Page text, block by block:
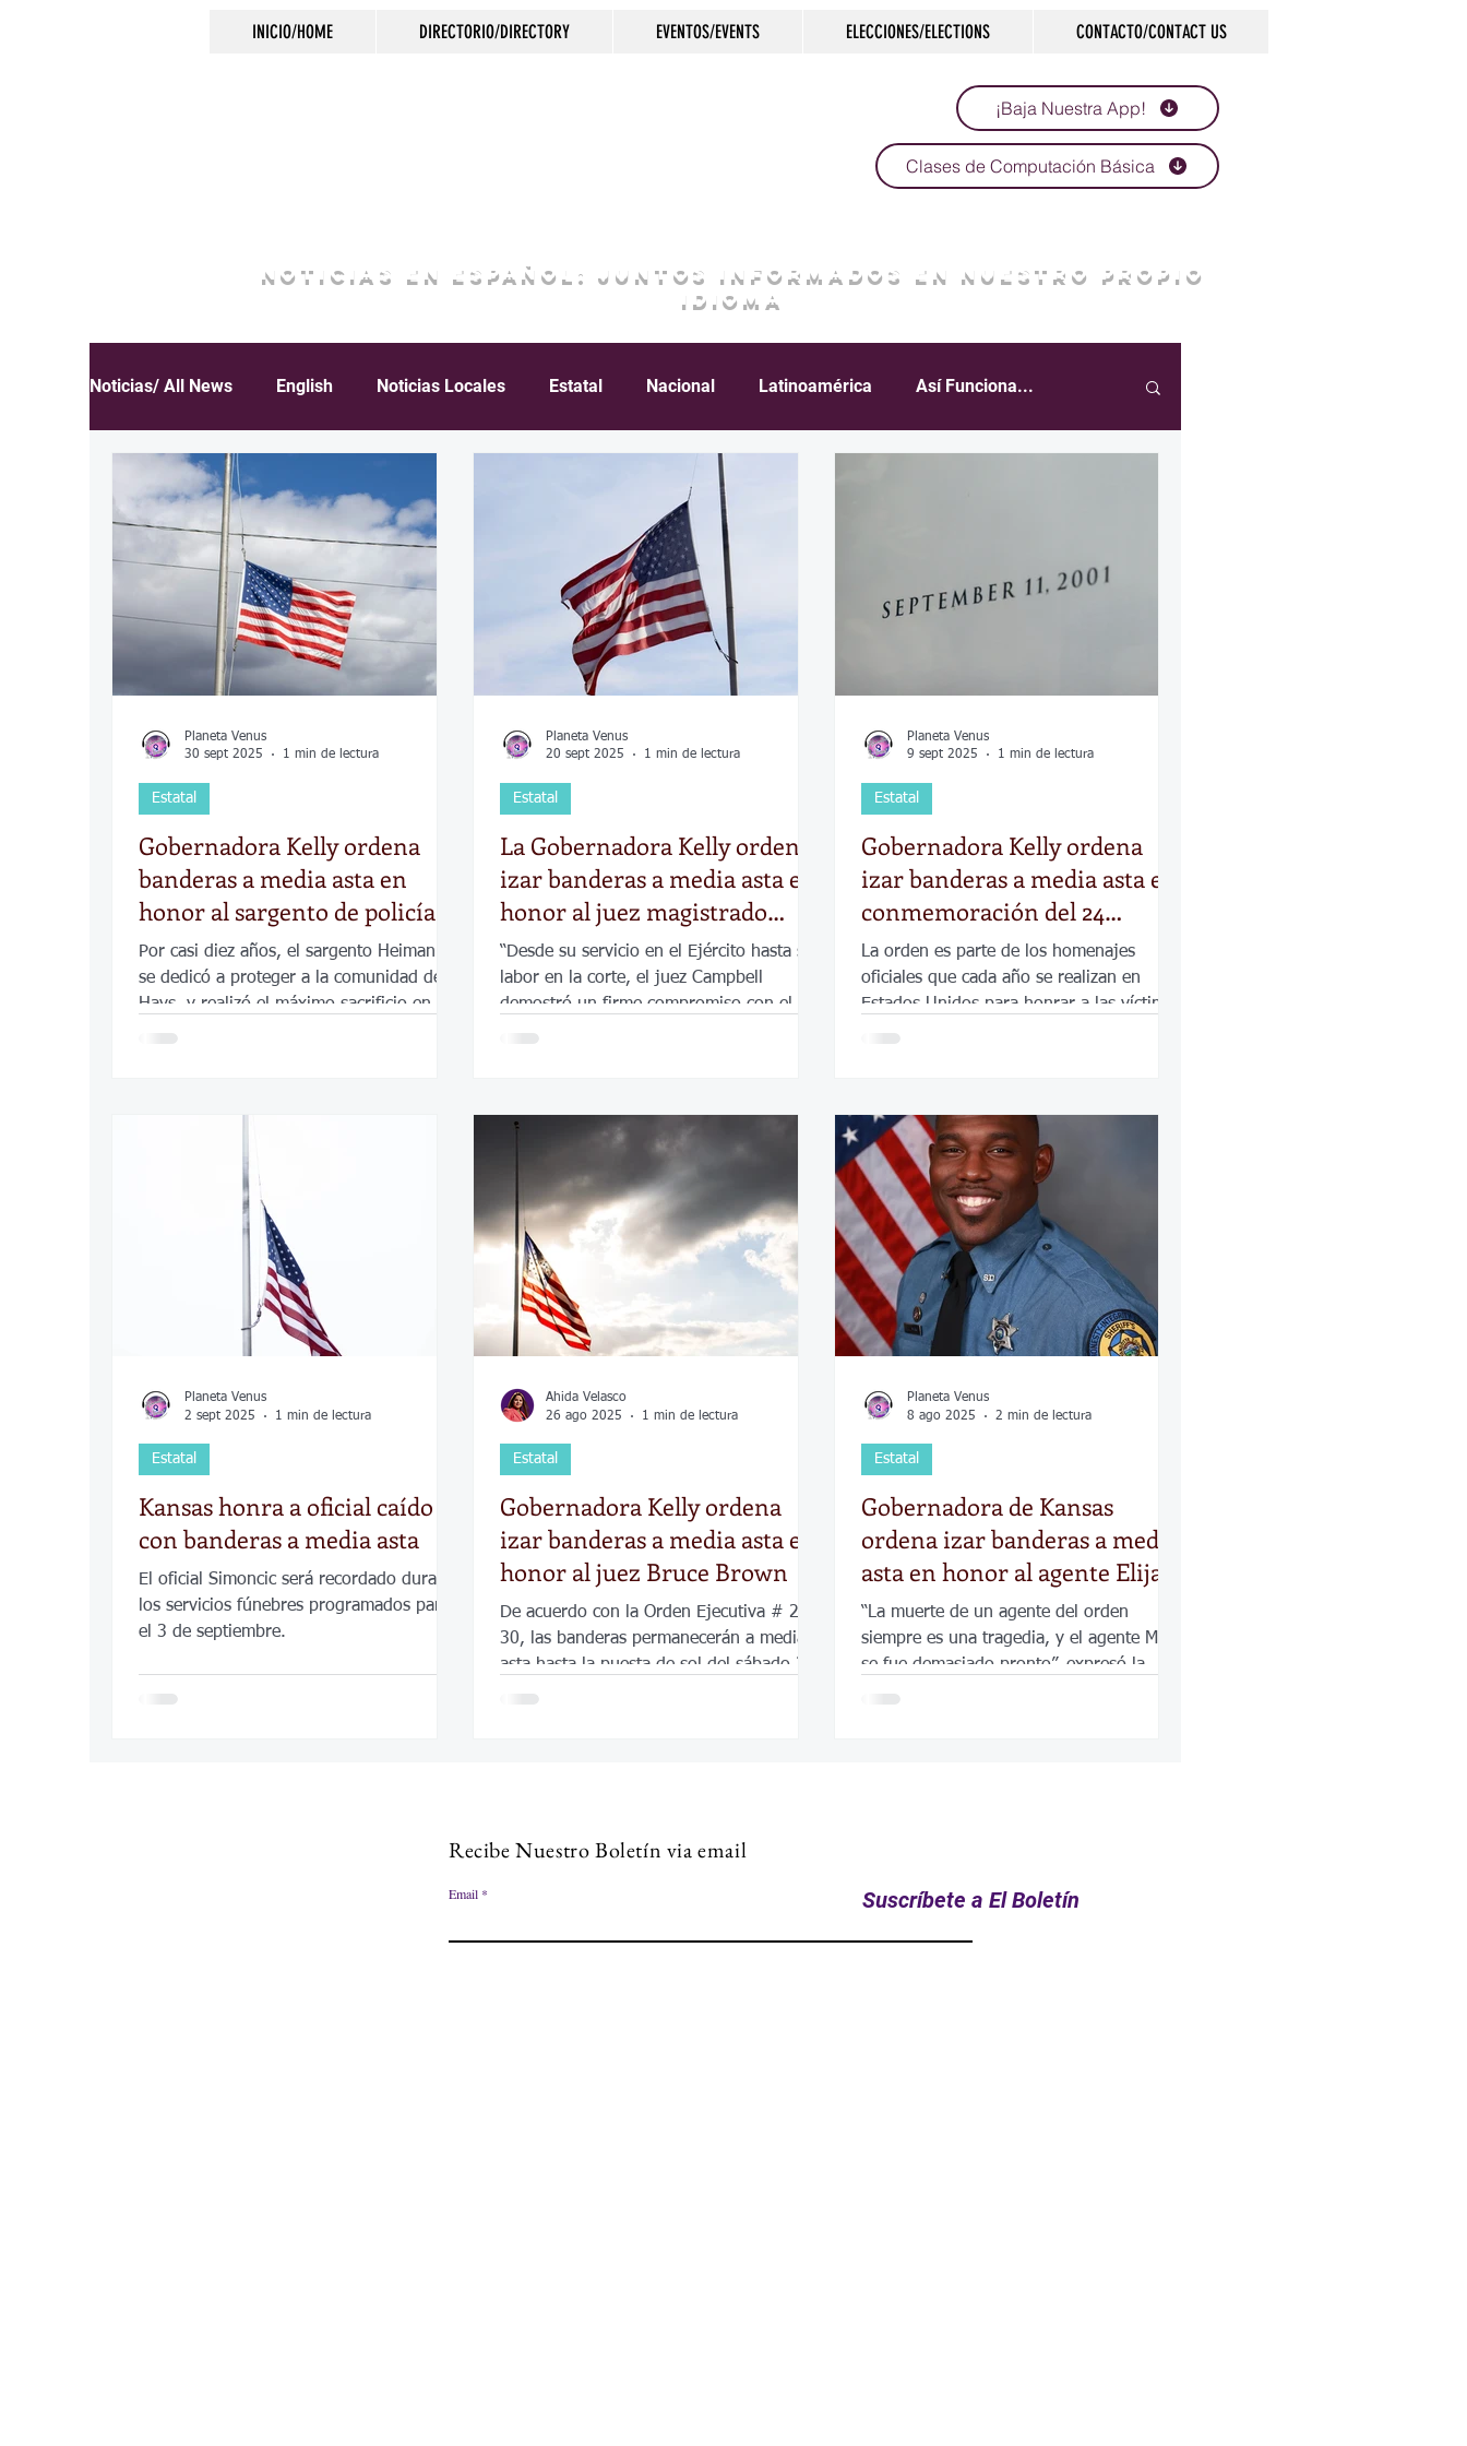
INICIO/HOME DIRECTORIO/DIRECTORY EVENTOS/EVENTS ELECCIONES/ELECTIONS CONTACTO/CONTACT US
¡Baja Nuestra App!
Clases de Computación Básica
NOTICIAS EN ESPAÑOL: JUNTOS INFORMADOS EN NUESTRO PROPIO
IDIOMA
Noticias/ All News English Noticias Locales Estatal Nacional Latinoamérica Así Funciona...
Español Educación Salud
COVID-19 Política Elecciones
Desamparados Carreteras Comunidad Historias que inspiran
Gobernadora Kelly ordena
banderas a media asta en
honor al sargento de policía
de Hays, Scott Heimann
Por casi diez años, el sargento Heimann
se dedicó a proteger a la comunidad de
Hays, y realizó el máximo sacrificio en ese
Estatal
Planeta Venus
30 sept 2025
1 min de lectura
La Gobernadora Kelly ordena
izar banderas a media asta en
honor al juez magistrado
Erich Campbell
“Desde su servicio en el Ejército hasta su
labor en la corte, el juez Campbell
demostró un firme compromiso con el
Estatal
Planeta Venus
20 sept 2025
1 min de lectura
Gobernadora Kelly ordena
izar banderas a media asta en
conmemoración del 24
aniversario del 9/11
La orden es parte de los homenajes
oficiales que cada año se realizan en
Estados Unidos para honrar a las víctimas
Estatal
Planeta Venus
9 sept 2025
1 min de lectura
Kansas honra a oficial caído
con banderas a media asta
El oficial Simoncic será recordado durante
los servicios fúnebres programados para
el 3 de septiembre.
Estatal
Planeta Venus
2 sept 2025
1 min de lectura
Gobernadora Kelly ordena
izar banderas a media asta en
honor al juez Bruce Brown
De acuerdo con la Orden Ejecutiva # 20-
30, las banderas permanecerán a media
asta hasta la puesta de sol del sábado 30
Estatal
Ahida Velasco
26 ago 2025
1 min de lectura
Gobernadora de Kansas
ordena izar banderas a media
asta en honor al agente Elijah
Ming
“La muerte de un agente del orden
siempre es una tragedia, y el agente Ming
se fue demasiado pronto”, expresó la
Estatal
Planeta Venus
8 ago 2025
2 min de lectura
Recibe Nuestro Boletín via email
Email Suscríbete a El Boletín